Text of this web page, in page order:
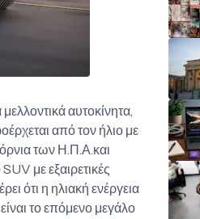
αυτοκίνητα,
από τον ήλιο με
των Η.Π.Α.και
με εξαιρετικές
ότι η ηλιακή ενέργεια
το επόμενο μεγάλο